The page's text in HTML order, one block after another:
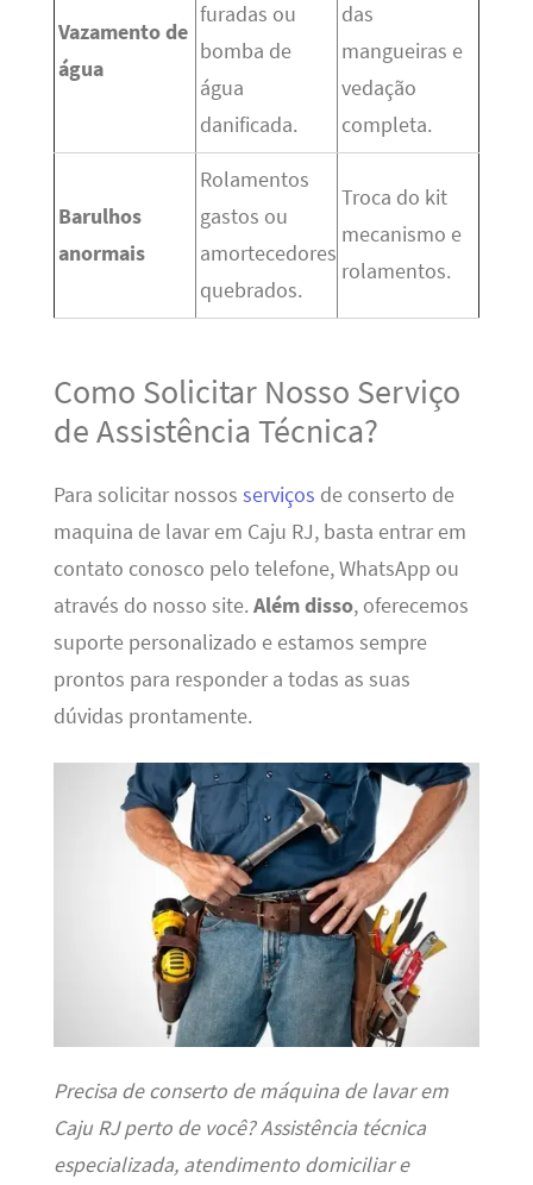
Vazamento de
água
furadas ou
bomba de
água
danificada.
das
mangueiras e
vedação
completa.
Barulhos
anormais
Rolamentos
gastos ou
amortecedores
quebrados.
Troca do kit
mecanismo e
rolamentos.
Como Solicitar Nosso Serviço
de Assistência Técnica?
Para solicitar nossos serviços de conserto de
maquina de lavar em Caju RJ, basta entrar em
contato conosco pelo telefone, WhatsApp ou
através do nosso site. Além disso, oferecemos
suporte personalizado e estamos sempre
prontos para responder a todas as suas
dúvidas prontamente.
Precisa de conserto de máquina de lavar em
Caju RJ perto de você? Assistência técnica
especializada, atendimento domiciliar e